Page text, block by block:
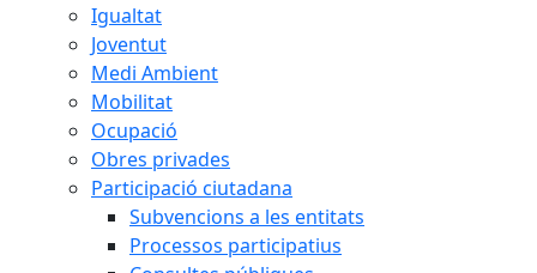
Igualtat
Joventut
Medi Ambient
Mobilitat
Ocupació
Obres privades
Participació ciutadana
Subvencions a les entitats
Processos participatius